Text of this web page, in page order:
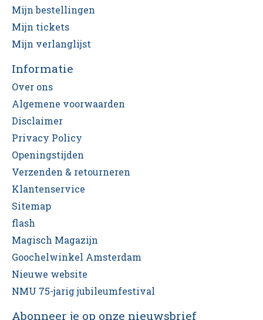
Mijn bestellingen
Mijn tickets
Mijn verlanglijst
Informatie
Over ons
Algemene voorwaarden
Disclaimer
Privacy Policy
Openingstijden
Verzenden & retourneren
Klantenservice
Sitemap
flash
Magisch Magazijn
Goochelwinkel Amsterdam
Nieuwe website
NMU 75-jarig jubileumfestival
Abonneer je op onze nieuwsbrief